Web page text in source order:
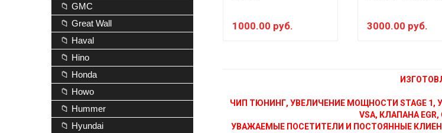
1000.00 руб. 3000.00 руб.
ЧИП ТЮНИНГ, УВЕЛИЧЕНИЕ МОЩНОСТИ STAGE 1,
VSA, КЛАПАНА
УВАЖАЕМЫЕ ПОСЕТИТЕЛИ И ПОСТОЯННЫЕ
📁 GMC
📁 Great Wall
📁 Haval
📁 Hino
📁 Honda
📁 Howo
📁 Hummer
📁 Hyundai